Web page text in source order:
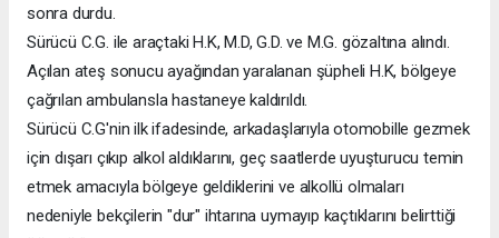
sonra durdu.
Sürücü C.G. ile araçtaki H.K, M.D, G.D. ve M.G. gözaltına alındı.
Açılan ateş sonucu ayağından yaralanan şüpheli H.K, bölgeye
çağrılan ambulansla hastaneye kaldırıldı.
Sürücü C.G'nin ilk ifadesinde, arkadaşlarıyla otomobille gezmek
için dışarı çıkıp alkol aldıklarını, geç saatlerde uyuşturucu temin
etmek amacıyla bölgeye geldiklerini ve alkollü olmaları
nedeniyle bekçilerin "dur" ihtarına uymayıp kaçtıklarını belirttiği